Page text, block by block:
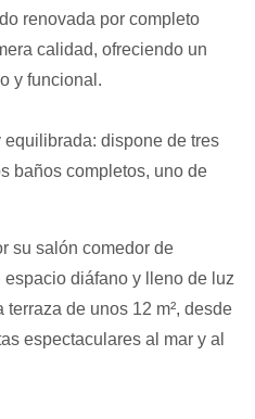
renovada por completo
calidad, ofreciendo un
y funcional.
dispone de tres
baños completos, uno de
su salón comedor de
espacio diáfano y lleno de luz
de unos 12 m², desde
espectaculares al mar y al